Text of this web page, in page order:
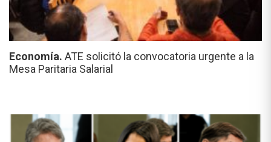
Economía. ATE solicitó la convocatoria urgente a la
Mesa Paritaria Salarial